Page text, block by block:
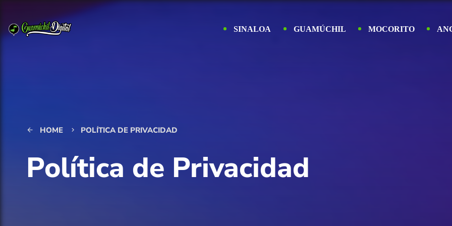
SINALOA GUAMÚCHIL MOCORITO
arrow_back HOME keyboard_arrow_right POLÍTICA DE PRIVACIDAD
Política de Privacidad